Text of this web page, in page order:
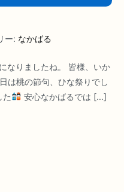
ー: なかばる
なりましたね。 皆様、いか
は桃の節句、ひな祭りでし
た 安心なかばるでは […]